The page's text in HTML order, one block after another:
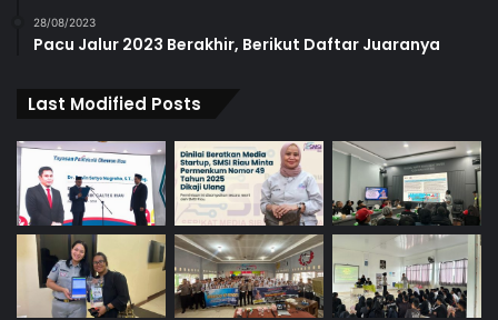
28/08/2023
Pacu Jalur 2023 Berakhir, Berikut Daftar Juaranya
Last Modified Posts